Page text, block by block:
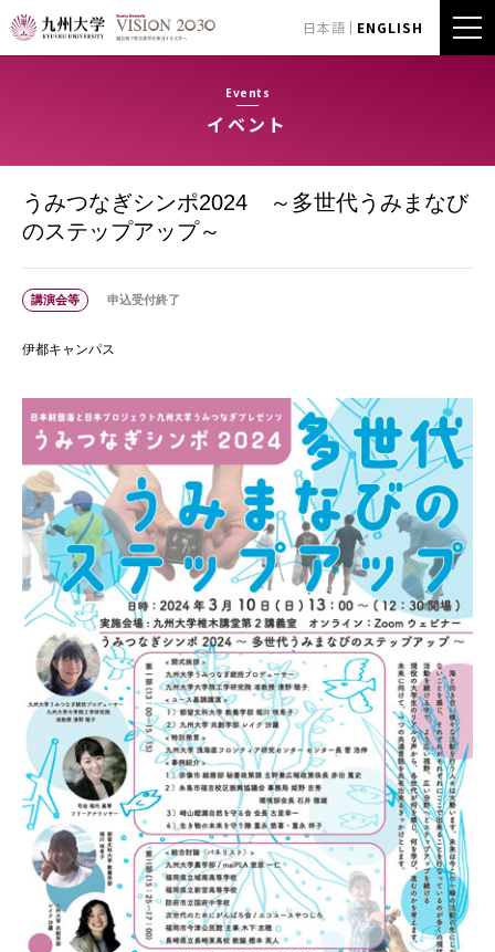
日本語 ENGLISH
Events
イベント
うみつなぎシンポ2024 ～多世代うみまなび
のステップアップ～
講演会等 申込受付終了
伊都キャンパス